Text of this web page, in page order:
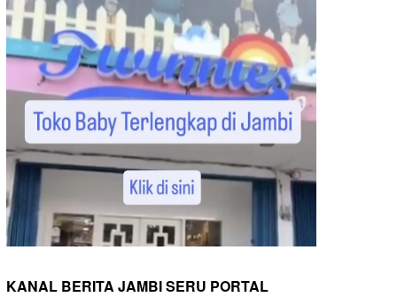
KANAL BERITA JAMBI SERU PORTAL